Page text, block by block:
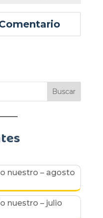
nuestro – agosto
nuestro – julio